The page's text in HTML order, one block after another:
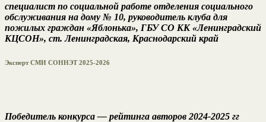
специалист по социальной работе отделения социального
обслуживания на дому № 10, руководитель клуба для
пожилых граждан «Яблонька», ГБУ СО КК «Ленинградский
КЦСОН», ст. Ленинградская, Краснодарский край
Эксперт СМИ СОННЭТ 2025-2026
Победитель конкурса — рейтинга авторов 2024-2025 гг